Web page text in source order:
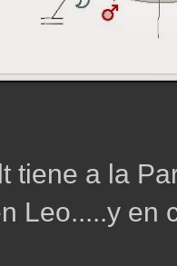
tiene a la
Leo.....y en